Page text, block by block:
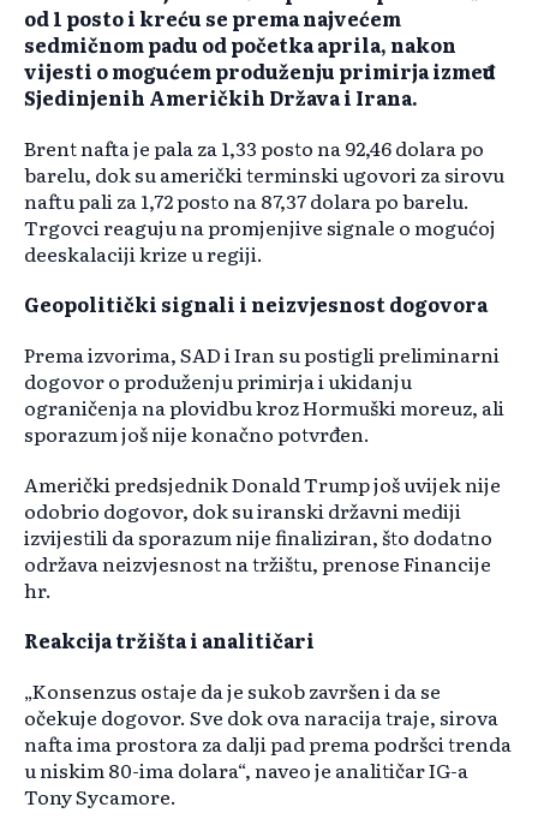
od 1 posto i kreću se prema najvećem
sedmičnom padu od početka aprila, nakon
vijesti o mogućem produženju primirja između
Sjedinjenih Američkih Država i Irana.
Brent nafta je pala za 1,33 posto na 92,46 dolara po
barelu, dok su američki terminski ugovori za sirovu
naftu pali za 1,72 posto na 87,37 dolara po barelu.
Trgovci reaguju na promjenjive signale o mogućoj
deeskalaciji krize u regiji.
Geopolitički signali i neizvjesnost dogovora
Prema izvorima, SAD i Iran su postigli preliminarni
dogovor o produženju primirja i ukidanju
ograničenja na plovidbu kroz Hormuški moreuz, ali
sporazum još nije konačno potvrđen.
Američki predsjednik Donald Trump još uvijek nije
odobrio dogovor, dok su iranski državni mediji
izvijestili da sporazum nije finaliziran, što dodatno
održava neizvjesnost na tržištu, prenose Financije
hr.
Reakcija tržišta i analitičari
„Konsenzus ostaje da je sukob završen i da se
očekuje dogovor. Sve dok ova naracija traje, sirova
nafta ima prostora za dalji pad prema podršci trenda
u niskim 80-ima dolara“, naveo je analitičar IG-a
Tony Sycamore.